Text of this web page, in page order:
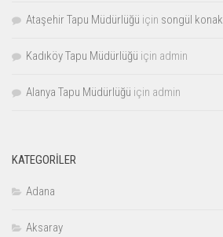
Ataşehir Tapu Müdürlüğü için songül konak
Kadıköy Tapu Müdürlüğü için admin
Alanya Tapu Müdürlüğü için admin
KATEGORILER
Adana
Aksaray